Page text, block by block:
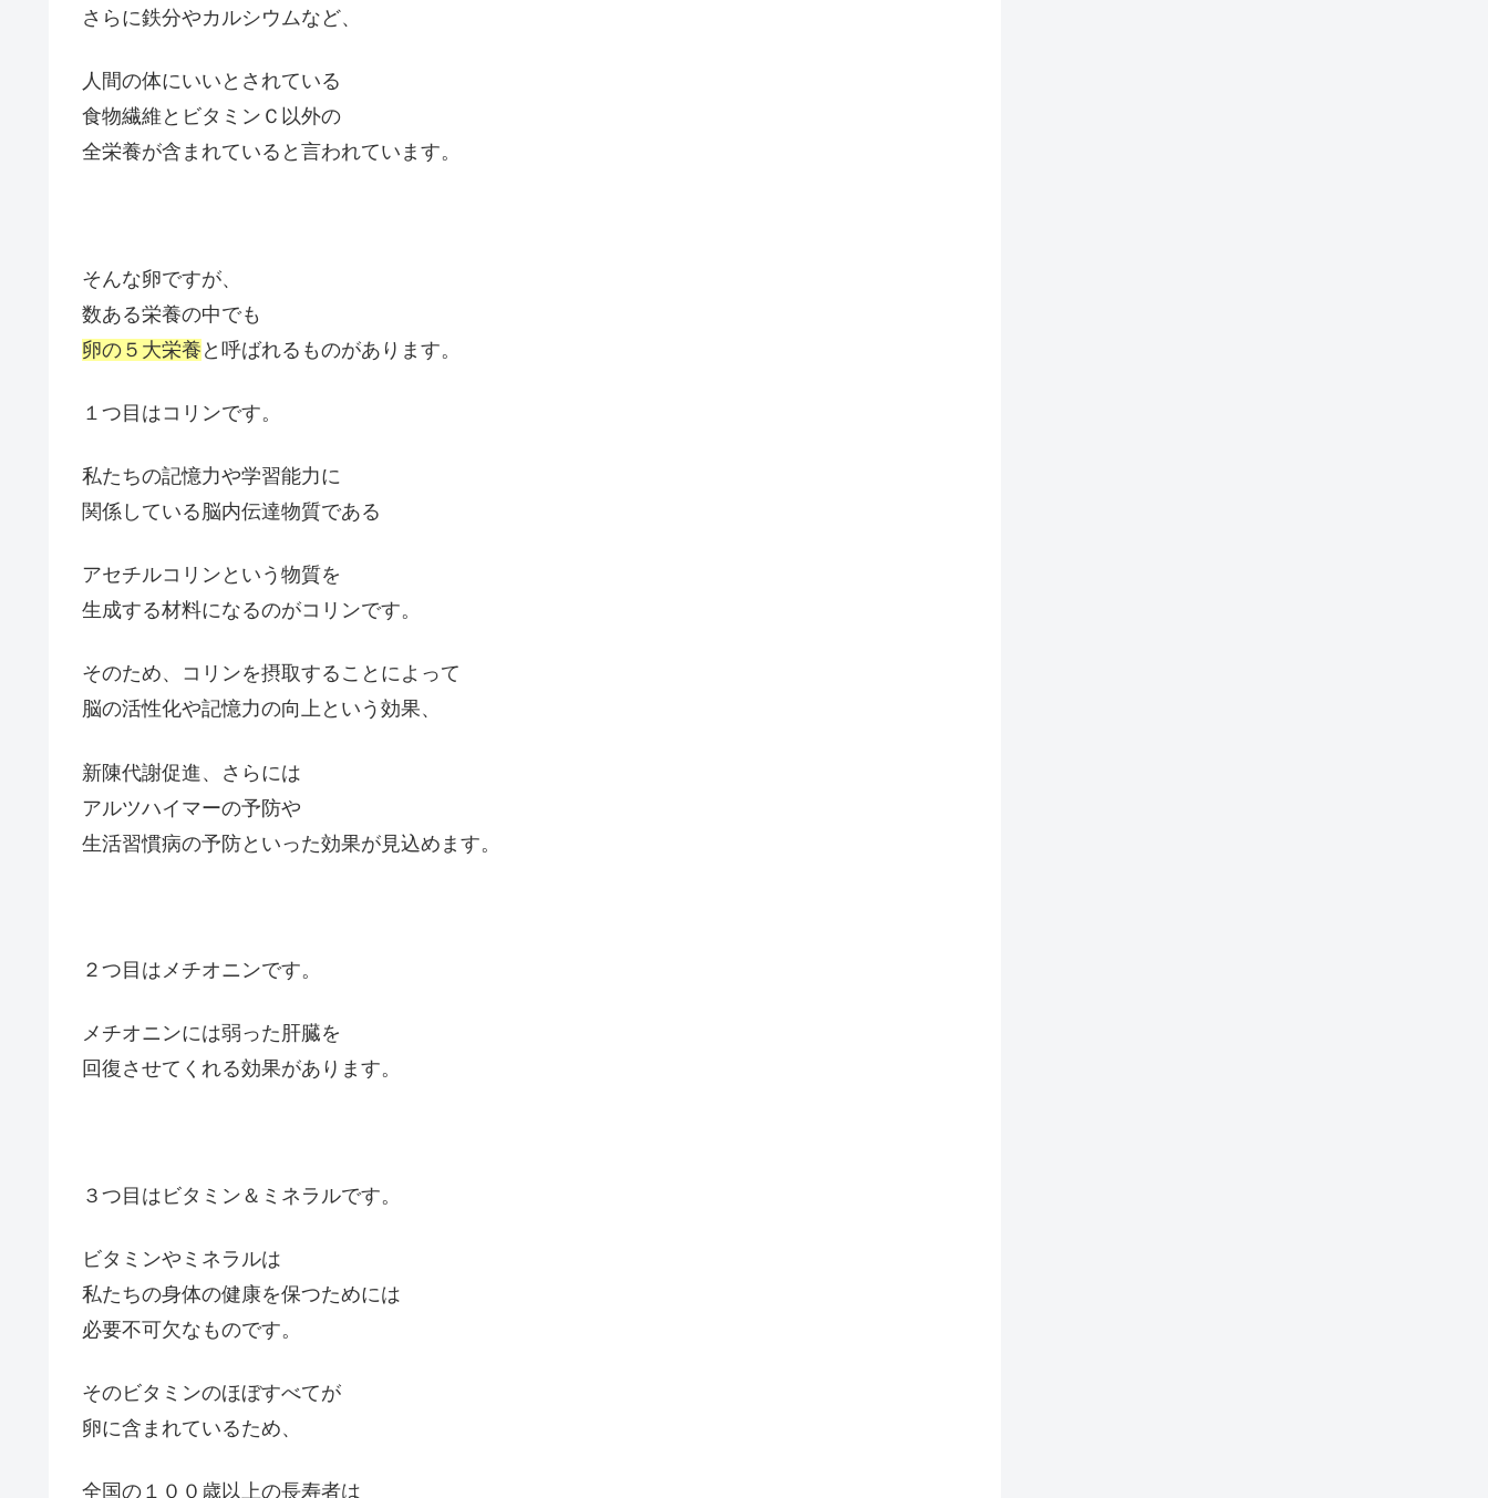
さらに鉄分やカルシウムなど、
人間の体にいいとされている
食物繊維とビタミンＣ以外の
全栄養が含まれていると言われています。
そんな卵ですが、
数ある栄養の中でも
卵の５大栄養 と呼ばれるものがあります。
１つ目はコリンです。
私たちの記憶力や学習能力に
関係している脳内伝達物質である
アセチルコリンという物質を
生成する材料になるのがコリンです。
そのため、コリンを摂取することによって
脳の活性化や記憶力の向上という効果、
新陳代謝促進、さらには
アルツハイマーの予防や
生活習慣病の予防といった効果が見込めます。
２つ目はメチオニンです。
メチオニンには弱った肝臓を
回復させてくれる効果があります。
３つ目はビタミン＆ミネラルです。
ビタミンやミネラルは
私たちの身体の健康を保つためには
必要不可欠なものです。
そのビタミンのほぼすべてが
卵に含まれているため、
全国の１００歳以上の長寿者は